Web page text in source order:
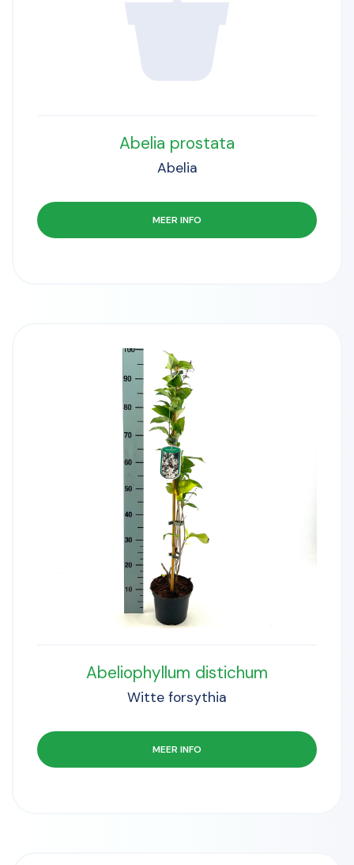
Abelia prostata
Abelia
MEER INFO
Abeliophyllum distichum
Witte forsythia
MEER INFO